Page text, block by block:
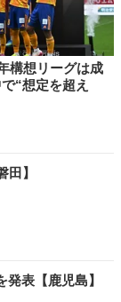
構想リーグは成
“想定を超え
】
表【鹿児島】